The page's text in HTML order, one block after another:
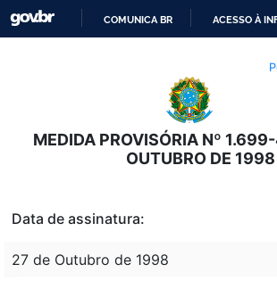
O
CONTEÚDO
COMUNICA BR ACESSO À
MEDIDA PROVISÓRIA Nº
OUTUBRO DE 1998
Data de assinatura:
27 de Outubro de 1998